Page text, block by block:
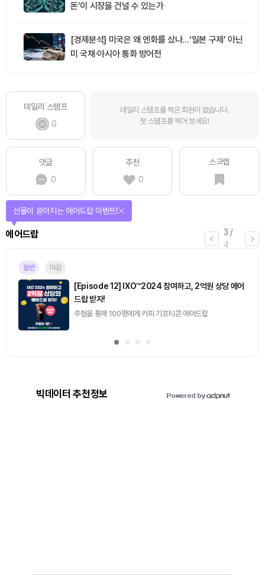
돈’이 시장을 건널 수 있는가
[경제분석] 미국은 왜 엔화를 샀나…‘일본 구제’ 아닌
미 국채·아시아 통화 방어전
데일리 스탬프
0
데일리 스탬프를 찍은 회원이 없습니다.
첫 스탬프를 찍어 보세요!
댓글
0
추천
0
스크랩
3 /
4
에어드랍
선물이 쏟아지는 에어드랍 이벤트!
일반 마감
[Episode 12] IXO™2024 참여하고, 2억원 상당 에어
드랍 받자!
추첨을 통해 100명에게 커피 기프티콘 에어드랍
빅데이터 추천정보